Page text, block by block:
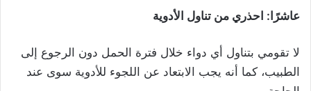
عاشرًا: احذري من تناول الأدوية
لا تقومي بتناول أي دواء خلال فترة الحمل دون الرجوع إلى
الطبيب، كما أنه يجب الابتعاد عن اللجوء للأدوية سوى عند